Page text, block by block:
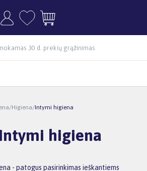
30 d. prekių grąžinimas
/Higiena/Intymi higiena
Intymi higiena
- patogus pasirinkimas ieškantiems